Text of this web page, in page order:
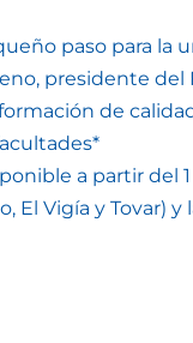
paso para la
presidente
de
a partir del
El Vigía y